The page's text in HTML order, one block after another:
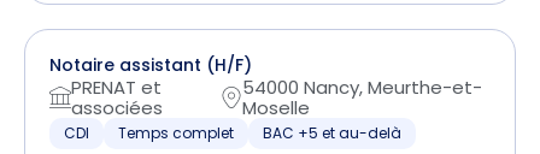
Notaire assistant (H/F)
PRENAT et
associées
54000 Nancy, Meurthe-et-
Moselle
CDI Temps complet BAC +5 et au-delà